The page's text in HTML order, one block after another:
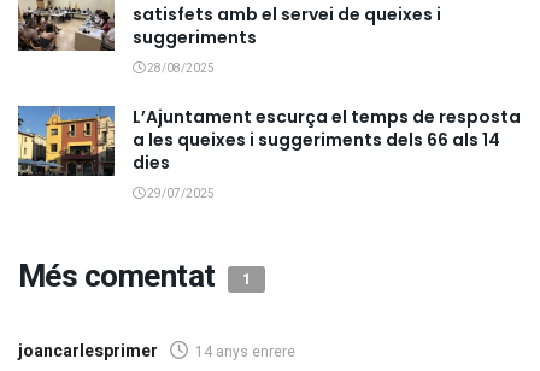
satisfets amb el servei de queixes i
suggeriments
28/08/2025
L’Ajuntament escurça el temps de resposta
a les queixes i suggeriments dels 66 als 14
dies
29/07/2025
Més comentat 1
joancarlesprimer 14 anys enrere